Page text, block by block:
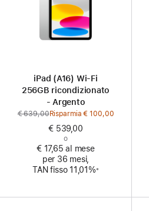
iPad (A16) Wi‑Fi
256GB ricondizionato
- Argento
€ 639,00Prezzo
precedente
Risparmia € 100,00
€ 539,00
o
€ 17,65 al mese
per 36 mesi,
TAN fisso 11,01%※